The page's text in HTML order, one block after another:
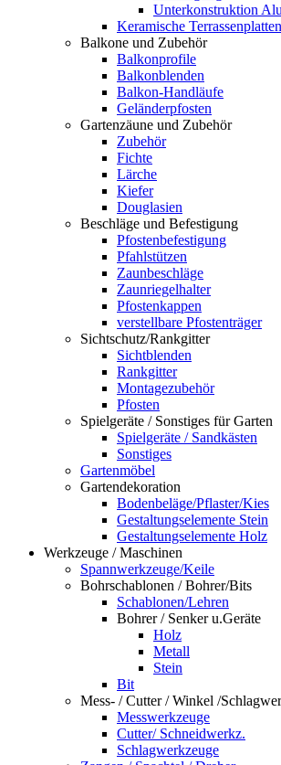
Unterkonstruktion
Keramische Terrassenplatten
Balkone und Zubehör
Balkonprofile
Balkonblenden
Balkon-Handläufe
Geländerpfosten
Gartenzäune und Zubehör
Zubehör
Fichte
Lärche
Kiefer
Douglasien
Beschläge und Befestigung
Pfostenbefestigung
Pfahlstützen
Zaunbeschläge
Zaunriegelhalter
Pfostenkappen
verstellbare Pfostenträger
Sichtschutz/Rankgitter
Sichtblenden
Rankgitter
Montagezubehör
Pfosten
Spielgeräte / Sonstiges für Garten
Spielgeräte / Sandkästen
Sonstiges
Gartenmöbel
Gartendekoration
Bodenbeläge/Pflaster/Kies
Gestaltungselemente Stein
Gestaltungselemente Holz
Werkzeuge / Maschinen
Spannwerkzeuge/Keile
Bohrschablonen / Bohrer/Bits
Schablonen/Lehren
Bohrer / Senker u.Geräte
Holz
Metall
Stein
Bit
Mess- / Cutter / Winkel /
Messwerkzeuge
Cutter/ Schneidwerkz.
Schlagwerkzeuge